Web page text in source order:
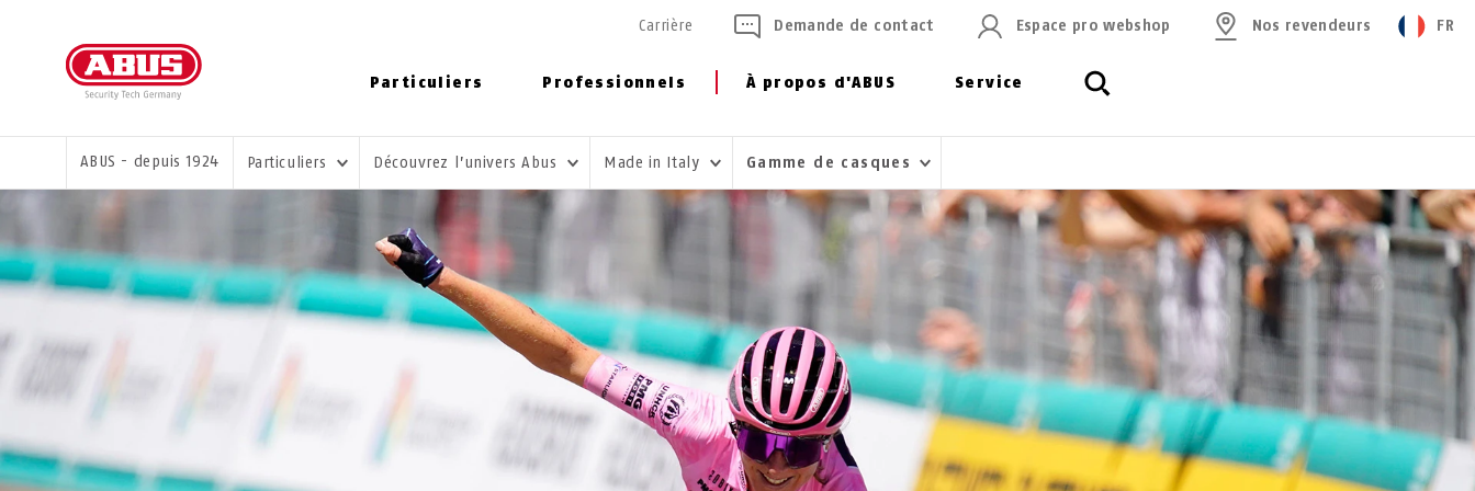
Particuliers Professionnels À propos d'ABUS Service
Carrière Demande de contact Espace pro webshop Nos revendeurs FR
VOUS ÊTES ICI:
ABUS - depuis 1924 Particuliers Découvrez l’univers Abus Made in Italy Gamme de casques